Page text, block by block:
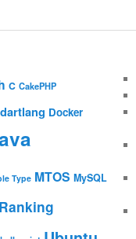
C CakePHP
dartlang Docker
Type MTOS MySQL
Ranking